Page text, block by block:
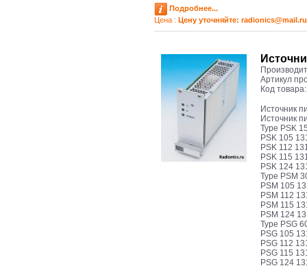
Подробнее...
Цена : Цену уточняйте: radioniсs@mail.ru
Артикул
Код
Иcточник
Иcточник
Type PSK
PSK 105
PSK 112
PSK 115
PSK 124
Type PSM
PSM 105
PSM 112
PSM 115
PSM 124
Type PSG
PSG 105
PSG 112
PSG 115
PSG 124